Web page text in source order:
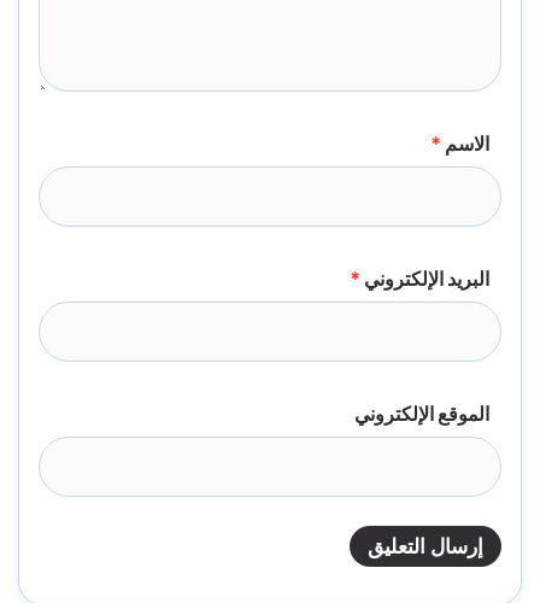
الاسم *
البريد الإلكتروني *
الموقع الإلكتروني